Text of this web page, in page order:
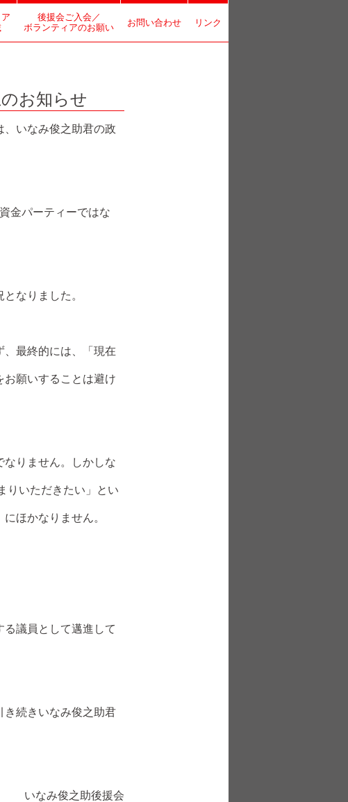
後援会ご入会／
ボランティアのお願い
お問い合わせ リンク
お知らせ
いなみ俊之助君の政
金パーティーではな
なりました。
最終的には、「現在
願いすることは避け
りません。しかしな
りいただきたい」とい
ほかなりません。
議員として邁進して
続きいなみ俊之助君
いなみ俊之助後援会